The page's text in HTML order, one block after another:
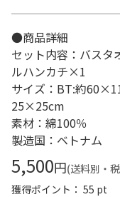
●商品詳細
セット内容：バス
ルハンカチ×1
サイズ：BT:約
25×25cm
素材：綿100％
製造国：ベトナム
5,500円(送料別・
獲得ポイント： 55 pt